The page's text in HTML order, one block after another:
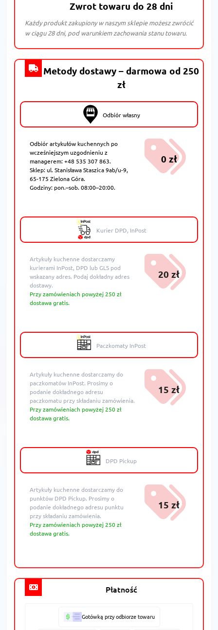
Zwrot towaru do 28 dni
Każdy produkt zakupiony w naszym sklepie możesz zwrócić
w ciągu 28 dni, pod warunkiem zachowania stanu towaru.
Metody dostawy – darmowa od 250
zł
Odbiór własny
Odbiór artykułów kuchennych po
wcześniejszym uzgodnieniu z
managerem: +48 535 307 863.
Sklep: ul. Stanisława Staszica 9ab/u-9,
65-175 Zielona Góra.
Godziny: pon.–sob. 08:00–20:00.
0 zł
Kurier DPD, InPost
Artykuły kuchenne dostarczamy
kurierami InPost, DPD lub GLS pod
wskazany adres. Podaj dokładny adres
dostawy.
Przy zamówieniach powyżej 250 zł
dostawa gratis.
20 zł
Paczkomaty InPost
Artykuły kuchenne dostarczamy do
paczkomatów InPost. Prosimy o
podanie dokładnego adresu
paczkomatu przy składaniu zamówienia.
Przy zamówieniach powyżej 250 zł
dostawa gratis.
15 zł
DPD Pickup
Artykuły kuchenne dostarczamy do
punktów DPD Pickup. Prosimy o
podanie dokładnego adresu punktu
przy składaniu zamówienia.
Przy zamówieniach powyżej 250 zł
dostawa gratis.
15 zł
Płatność
Gotówką przy odbiorze towaru